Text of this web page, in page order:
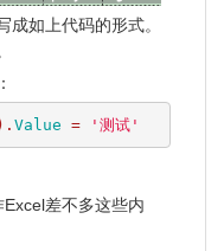
如上代码的形式。
Value = '测试'
差不多这些内